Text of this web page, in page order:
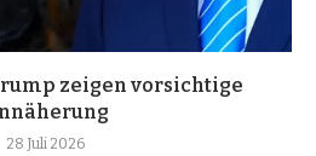
zeigen vorsichtige
28 Juli 2026